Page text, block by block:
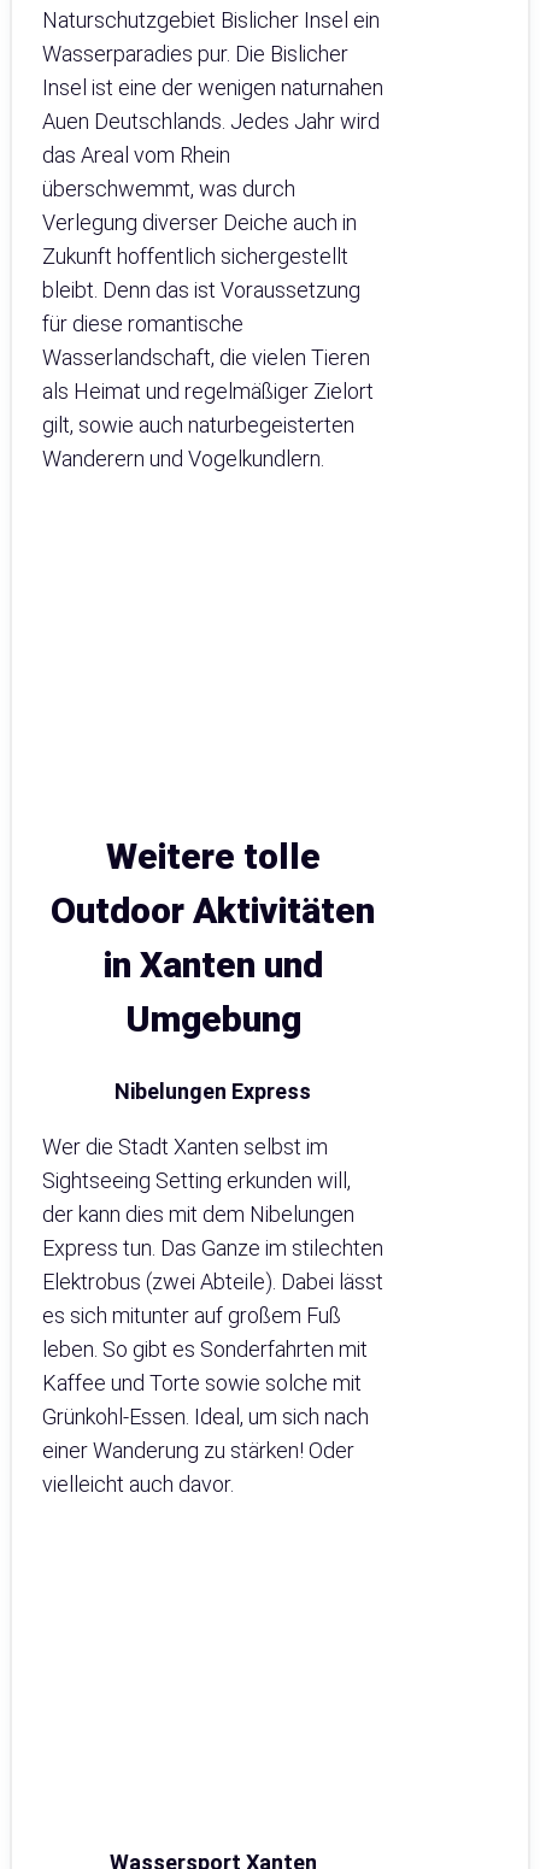
Naturschutzgebiet Bislicher Insel ein
Wasserparadies pur. Die Bislicher
Insel ist eine der wenigen naturnahen
Auen Deutschlands. Jedes Jahr wird
das Areal vom Rhein
überschwemmt, was durch
Verlegung diverser Deiche auch in
Zukunft hoffentlich sichergestellt
bleibt. Denn das ist Voraussetzung
für diese romantische
Wasserlandschaft, die vielen Tieren
als Heimat und regelmäßiger Zielort
gilt, sowie auch naturbegeisterten
Wanderern und Vogelkundlern.
Weitere tolle
Outdoor Aktivitäten
in Xanten und
Umgebung
Nibelungen Express
Wer die Stadt Xanten selbst im
Sightseeing Setting erkunden will,
der kann dies mit dem Nibelungen
Express tun. Das Ganze im stilechten
Elektrobus (zwei Abteile). Dabei lässt
es sich mitunter auf großem Fuß
leben. So gibt es Sonderfahrten mit
Kaffee und Torte sowie solche mit
Grünkohl-Essen. Ideal, um sich nach
einer Wanderung zu stärken! Oder
vielleicht auch davor.
Wassersport Xanten